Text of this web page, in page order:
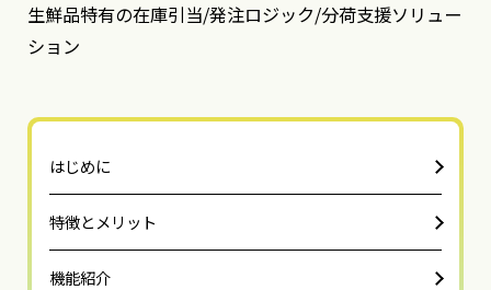
生鮮品特有の在庫引当/発注ロジック/分荷支援ソリュー
ション
はじめに
特徴とメリット
機能紹介